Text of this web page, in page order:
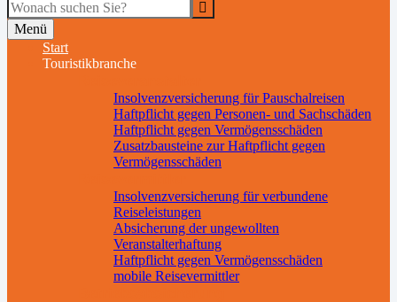
Menü
Start
Touristikbranche
Insolvenzversicherung für Pauschalreisen
Haftpflicht gegen Personen- und Sachschäden
Haftpflicht gegen Vermögensschäden
Zusatzbausteine zur Haftpflicht gegen
Vermögensschäden
Insolvenzversicherung für verbundene
Reiseleistungen
Absicherung der ungewollten
Veranstalterhaftung
Haftpflicht gegen Vermögensschäden
mobile Reisevermittler